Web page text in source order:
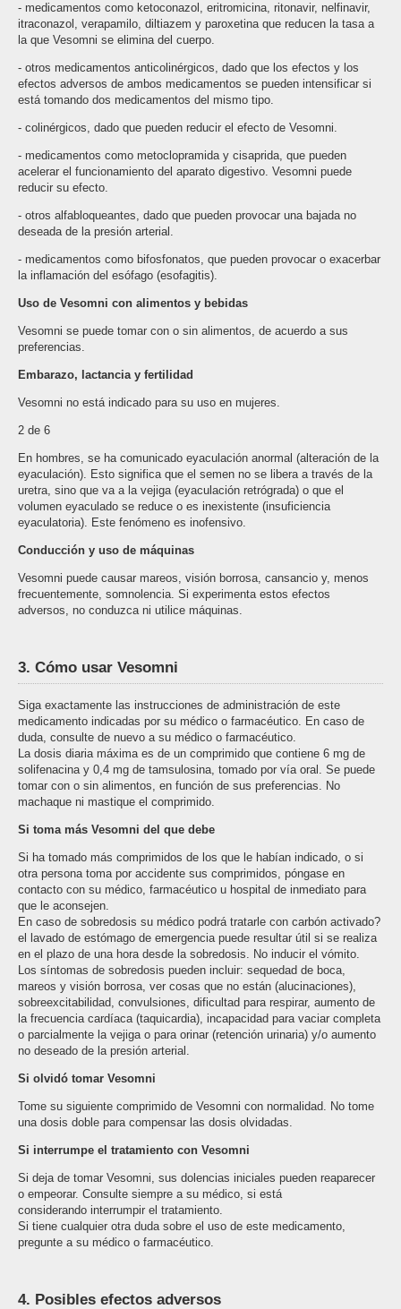
- medicamentos como ketoconazol, eritromicina, ritonavir, nelfinavir,
itraconazol, verapamilo, diltiazem y paroxetina que reducen la tasa a
la que Vesomni se elimina del cuerpo.
- otros medicamentos anticolinérgicos, dado que los efectos y los
efectos adversos de ambos medicamentos se pueden intensificar si
está tomando dos medicamentos del mismo tipo.
- colinérgicos, dado que pueden reducir el efecto de Vesomni.
- medicamentos como metoclopramida y cisaprida, que pueden
acelerar el funcionamiento del aparato digestivo. Vesomni puede
reducir su efecto.
- otros alfa­bloqueantes, dado que pueden provocar una bajada no
deseada de la presión arterial.
- medicamentos como bifosfonatos, que pueden provocar o exacerbar
la inflamación del esófago (esofagitis).
Uso de Vesomni con alimentos y bebidas
Vesomni se puede tomar con o sin alimentos, de acuerdo a sus
preferencias.
Embarazo, lactancia y fertilidad
Vesomni no está indicado para su uso en mujeres.
2 de 6
En hombres, se ha comunicado eyaculación anormal (alteración de la
eyaculación). Esto significa que el semen no se libera a través de la
uretra, sino que va a la vejiga (eyaculación retrógrada) o que el
volumen eyaculado se reduce o es inexistente (insuficiencia
eyaculatoria). Este fenómeno es inofensivo.
Conducción y uso de máquinas
Vesomni puede causar mareos, visión borrosa, cansancio y, menos
frecuentemente, somnolencia. Si experimenta estos efectos
adversos, no conduzca ni utilice máquinas.
3. Cómo usar Vesomni
Siga exactamente las instrucciones de administración de este
medicamento indicadas por su médico o farmacéutico. En caso de
duda, consulte de nuevo a su médico o farmacéutico.
La dosis diaria máxima es de un comprimido que contiene 6 mg de
solifenacina y 0,4 mg de tamsulosina, tomado por vía oral. Se puede
tomar con o sin alimentos, en función de sus preferencias. No
machaque ni mastique el comprimido.
Si toma más Vesomni del que debe
Si ha tomado más comprimidos de los que le habían indicado, o si
otra persona toma por accidente sus comprimidos, póngase en
contacto con su médico, farmacéutico u hospital de inmediato para
que le aconsejen.
En caso de sobredosis su médico podrá tratarle con carbón activado?
el lavado de estómago de emergencia puede resultar útil si se realiza
en el plazo de una hora desde la sobredosis. No inducir el vómito.
Los síntomas de sobredosis pueden incluir: sequedad de boca,
mareos y visión borrosa, ver cosas que no están (alucinaciones),
sobre­excitabilidad, convulsiones, dificultad para respirar, aumento de
la frecuencia cardíaca (taquicardia), incapacidad para vaciar completa
o parcialmente la vejiga o para orinar (retención urinaria) y/o aumento
no deseado de la presión arterial.
Si olvidó tomar Vesomni
Tome su siguiente comprimido de Vesomni con normalidad. No tome
una dosis doble para compensar las dosis olvidadas.
Si interrumpe el tratamiento con Vesomni
Si deja de tomar Vesomni, sus dolencias iniciales pueden reaparecer
o empeorar. Consulte siempre a su médico, si está
considerando interrumpir el tratamiento.
Si tiene cualquier otra duda sobre el uso de este medicamento,
pregunte a su médico o farmacéutico.
4. Posibles efectos adversos